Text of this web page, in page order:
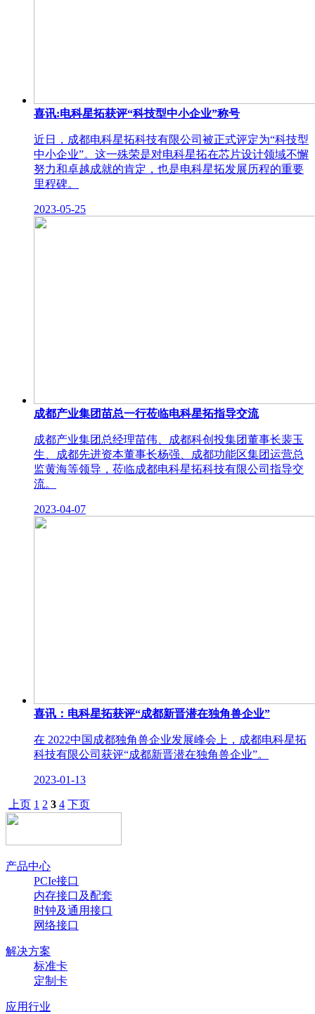
喜讯:电科星拓获评“科技型中小企业”称号
近日，成都电科星拓科技有限公司被正式评定为“科技型
中小企业”。这一殊荣是对电科星拓在芯片设计领域不懈
努力和卓越成就的肯定，也是电科星拓发展历程的重要
里程碑。
2023-05-25
成都产业集团苗总一行莅临电科星拓指导交流
成都产业集团总经理苗伟、成都科创投集团董事长裴玉
生、成都先进资本董事长杨强、成都功能区集团运营总
监黄海等领导，莅临成都电科星拓科技有限公司指导交
流。
2023-04-07
喜讯：电科星拓获评“成都新晋潜在独角兽企业”
在 2022中国成都独角兽企业发展峰会上，成都电科星拓
科技有限公司获评“成都新晋潜在独角兽企业”。
2023-01-13
上页 1 2 3 4 下页
产品中心
PCIe接口
内存接口及配套
时钟及通用接口
网络接口
解决方案
标准卡
定制卡
应用行业